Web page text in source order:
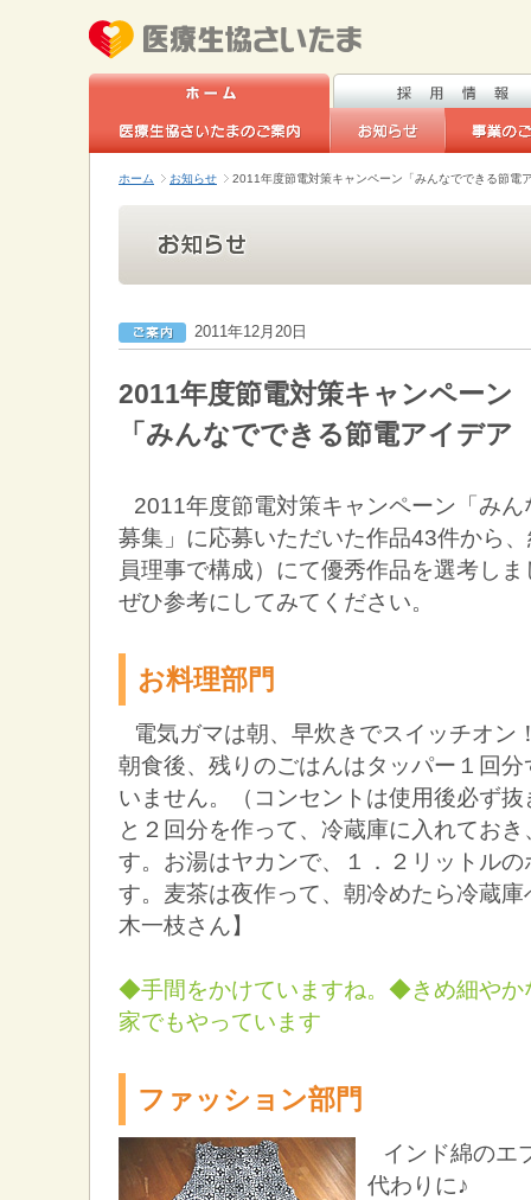
ホーム お知らせ 2011年度節電対策キャンペーン「みんなでできる節
2011年12月20日
2011年度節電対策キャンペーン
「みんなでできる節電アイデ
2011年度節電対策キャンペーン「み
募集」に応募いただいた作品43件から
員理事で構成）にて優秀作品を選考し
ぜひ参考にしてみてください。
お料理部門
電気ガマは朝、早炊きでスイッチオン
朝食後、残りのごはんはタッパー１回
いません。（コンセントは使用後必ず
と２回分を作って、冷蔵庫に入れてお
す。お湯はヤカンで、１．２リットル
す。麦茶は夜作って、朝冷めたら冷
木一枝さん】
◆手間をかけていますね。◆きめ細や
家でもやっています
ファッション部門
インド綿のエ
代わりに♪